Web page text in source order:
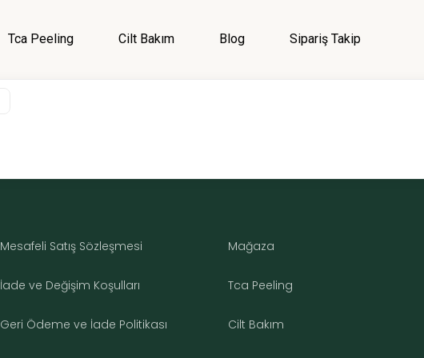
Tca Peeling Cilt Bakım Blog Sipariş Takip
Mesafeli Satış Sözleşmesi
İade ve Değişim Koşulları
Geri Ödeme ve İade Politikası
Mağaza
Tca Peeling
Cilt Bakım
Menü
Genel
Cilt Serumu